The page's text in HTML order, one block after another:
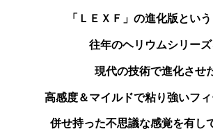
「ＬＥＸＦ」の進化版とい
往年のヘリウムシリー
現代の技術で進化させ
高感度＆マイルドで粘り強いフ
併せ持った不思議な感覚を有し